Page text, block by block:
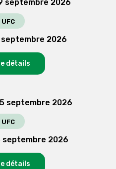
UFC
septembre 2026
détails
UFC
septembre 2026
détails